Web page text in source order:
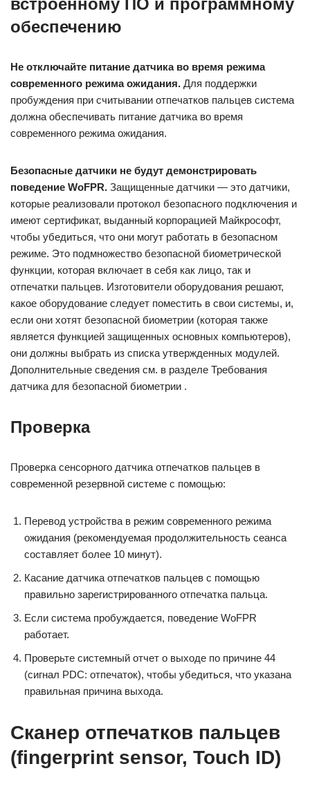
встроенному ПО и программному
обеспечению
Не отключайте питание датчика во время режима
современного режима ожидания. Для поддержки
пробуждения при считывании отпечатков пальцев система
должна обеспечивать питание датчика во время
современного режима ожидания.
Безопасные датчики не будут демонстрировать
поведение WoFPR. Защищенные датчики — это датчики,
которые реализовали протокол безопасного подключения и
имеют сертификат, выданный корпорацией Майкрософт,
чтобы убедиться, что они могут работать в безопасном
режиме. Это подмножество безопасной биометрической
функции, которая включает в себя как лицо, так и
отпечатки пальцев. Изготовители оборудования решают,
какое оборудование следует поместить в свои системы, и,
если они хотят безопасной биометрии (которая также
является функцией защищенных основных компьютеров),
они должны выбрать из списка утвержденных модулей.
Дополнительные сведения см. в разделе Требования
датчика для безопасной биометрии .
Проверка
Проверка сенсорного датчика отпечатков пальцев в
современной резервной системе с помощью:
Перевод устройства в режим современного режима
ожидания (рекомендуемая продолжительность сеанса
составляет более 10 минут).
Касание датчика отпечатков пальцев с помощью
правильно зарегистрированного отпечатка пальца.
Если система пробуждается, поведение WoFPR
работает.
Проверьте системный отчет о выходе по причине 44
(сигнал PDC: отпечаток), чтобы убедиться, что указана
правильная причина выхода.
Сканер отпечатков пальцев
(fingerprint sensor, Touch ID)